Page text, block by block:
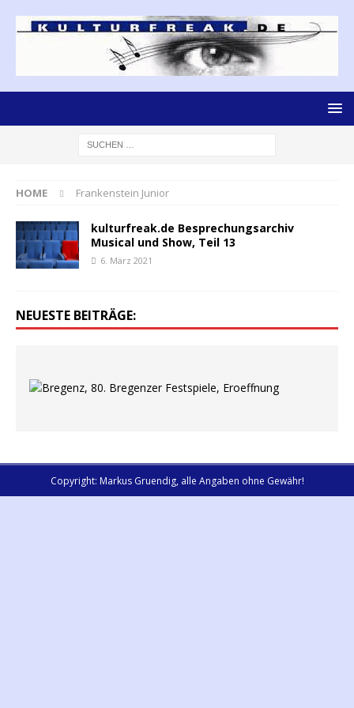
HOME Frankenstein Junior
kulturfreak.de Besprechungsarchiv
Musical und Show, Teil 13
6. März 2021
NEUESTE BEITRÄGE:
Copyright: Markus Gruendig, alle Angaben ohne Gewähr!